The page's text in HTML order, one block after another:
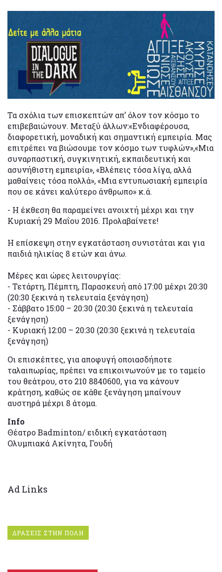
Τα σχόλια των επισκεπτών απ’ όλον τον κόσμο το
επιβεβαιώνουν. Μεταξύ άλλων:«Ενδιαφέρουσα,
διαφορετική, μοναδική και σημαντική εμπειρία. Μας
επιτρέπει να βιώσουμε τον κόσμο των τυφλών»,«Μια
συναρπαστική, συγκινητική, εκπαιδευτική και
ασυνήθιστη εμπειρία», «Βλέπεις τόσα λίγα, αλλά
μαθαίνεις τόσα πολλά», «Μια εντυπωσιακή εμπειρία
που σε κάνει καλύτερο άνθρωπο» κ.ά.
- Η έκθεση θα παραμείνει ανοιχτή μέχρι και την
Κυριακή 29 Μαΐου 2016. Προλαβαίνετε!
Η επίσκεψη στην εγκατάσταση συνιστάται και για
παιδιά ηλικίας 8 ετών και άνω.
Μέρες και ώρες λειτουργίας:
- Τετάρτη, Πέμπτη, Παρασκευή από 17:00 μέχρι 20:30
(20:30 ξεκινά η τελευταία ξενάγηση)
- Σάββατο 15:00 – 20:30 (20:30 ξεκινά η τελευταία
ξενάγηση)
- Κυριακή 12:00 – 20:30 (20:30 ξεκινά η τελευταία
ξενάγηση)
Οι επισκέπτες, για αποφυγή οποιασδήποτε
ταλαιπωρίας, πρέπει να επικοινωνούν με το ταμείο
του θεάτρου, στο 210 8840600, για να κάνουν
κράτηση, καθώς σε κάθε ξενάγηση μπαίνουν
αυστηρά μέχρι 8 άτομα.
Info
Θέατρο Badminton/ ειδική εγκατάσταση
Ολυμπιακά Ακίνητα, Γουδή
Ad Links
ΔΡΑΣΕΙΣ ΣΤΗΝ ΠΟΛΗ